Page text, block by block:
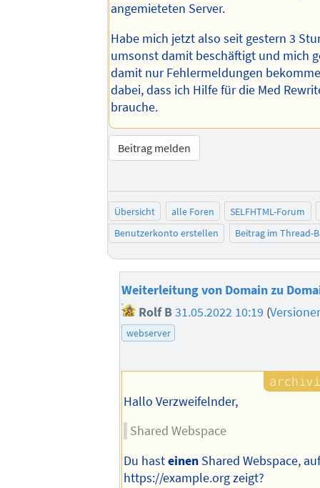
angemieteten Server.
Habe mich jetzt also seit gestern 3
umsonst damit beschäftigt und mich
damit nur Fehlermeldungen
dabei, dass ich Hilfe für die Med
brauche.
Beitrag melden
Übersicht alle Foren
SELFHTML-Forum
Benutzerkonto erstellen
Beitrag im Thread-
Weiterleitung von Domain zu
Rolf B31.05.2022 10:19 (
webserver
Hallo Verzweifelnder,
Shared Webspace
Du hasteinenShared Webspace,
https://example.org zeigt?